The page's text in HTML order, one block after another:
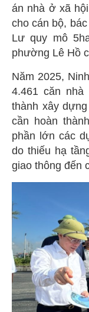
án nhà ở xã
cho cán bộ,
Lư quy mô
phường Lê Hồ
Năm 2025,
4.461 căn
thành xây
cần hoàn
phần lớn các
do thiếu hạ
giao thông đến